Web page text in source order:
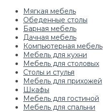
Мягкая мебель
Обеденные столы
Барная мебель
Дачная мебель
Компьютерная мебель
Мебель для кухни
Мебель для столовых
Столы и стулья
Мебель для прихожей
Шкафы
Мебель для гостиной
Мебель для спальни